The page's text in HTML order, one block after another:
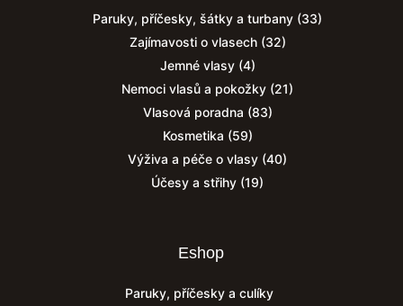
Paruky, příčesky, šátky a turbany (33)
Zajímavosti o vlasech(32)
Jemné vlasy(4)
Nemoci vlasů a pokožky (21)
Vlasová poradna (83)
Kosmetika (59)
Výživa a péče o vlasy (40)
Účesy a střihy (19)
Eshop
Paruky, příčesky a culíky